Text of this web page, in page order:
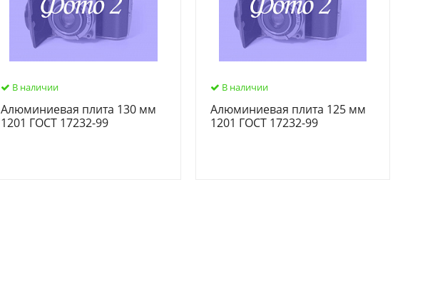
В наличии
Алюминиевая плита 130 мм
1201 ГОСТ 17232-99
В наличии
Алюминиевая плита 125 мм
1201 ГОСТ 17232-99